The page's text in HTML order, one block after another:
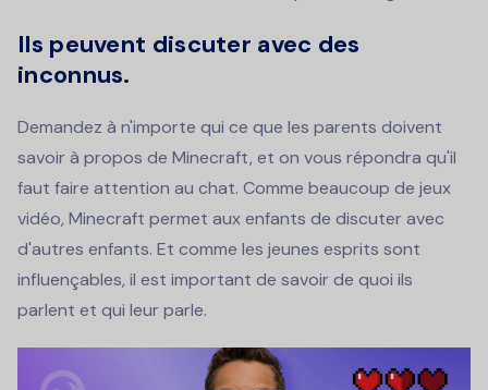
Ils peuvent discuter avec des
inconnus.
Demandez à n'importe qui ce que les parents doivent
savoir à propos de Minecraft, et on vous répondra qu'il
faut faire attention au chat. Comme beaucoup de jeux
vidéo, Minecraft permet aux enfants de discuter avec
d'autres enfants. Et comme les jeunes esprits sont
influençables, il est important de savoir de quoi ils
parlent et qui leur parle.